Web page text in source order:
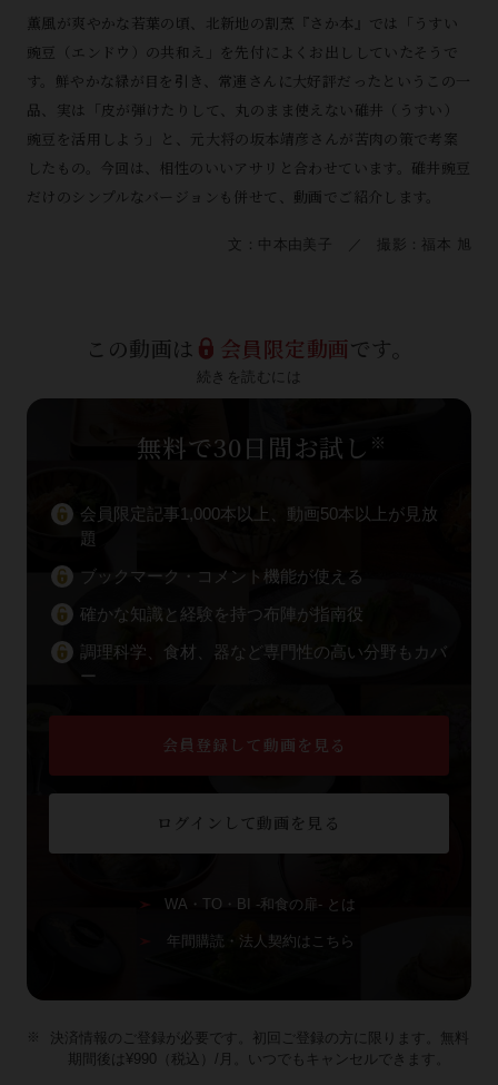
薫風が爽やかな若葉の頃、北新地の割烹『さか本』では「うすい
豌豆（エンドウ）の共和え」を先付によくお出ししていたそうで
す。鮮やかな緑が目を引き、常連さんに大好評だったというこの一
品、実は「皮が弾けたりして、丸のまま使えない碓井（うすい）
豌豆を活用しよう」と、元大将の坂本靖彦さんが苦肉の策で考案
したもの。今回は、相性のいいアサリと合わせています。碓井豌豆
だけのシンプルなバージョンも併せて、動画でご紹介します。
文：中本由美子 ／ 撮影：福本 旭
この動画は 会員限定動画です。
続きを読むには
無料で30日間お試し ※
会員限定記事1,000本以上、動画50本以上が見放
題
ブックマーク・コメント機能が使える
確かな知識と経験を持つ布陣が指南役
調理科学、食材、器など専門性の高い分野もカバ
ー
会員登録して動画を見る
ログインして動画を見る
WA・TO・BI -和食の扉- とは
年間購読・法人契約はこちら
決済情報のご登録が必要です。初回ご登録の方に限ります。無料
期間後は¥990（税込）/月。いつでもキャンセルできます。